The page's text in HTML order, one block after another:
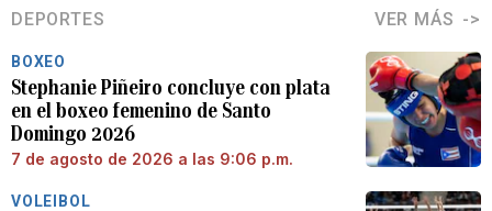
DEPORTES VER MÁS
BOXEO
Stephanie Piñeiro concluye con plata
en el boxeo femenino de Santo
Domingo 2026
7 de agosto de 2026 a las 9:06 p.m.
VOLEIBOL